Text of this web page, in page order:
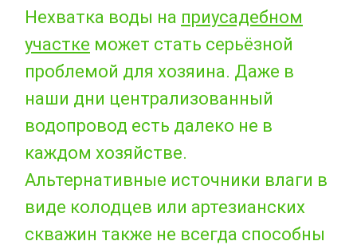
Нехватка воды на приусадебном
участке может стать серьёзной
проблемой для хозяина. Даже в
наши дни централизованный
водопровод есть далеко не в
каждом хозяйстве.
Альтернативные источники влаги в
виде колодцев или артезианских
скважин также не всегда способны